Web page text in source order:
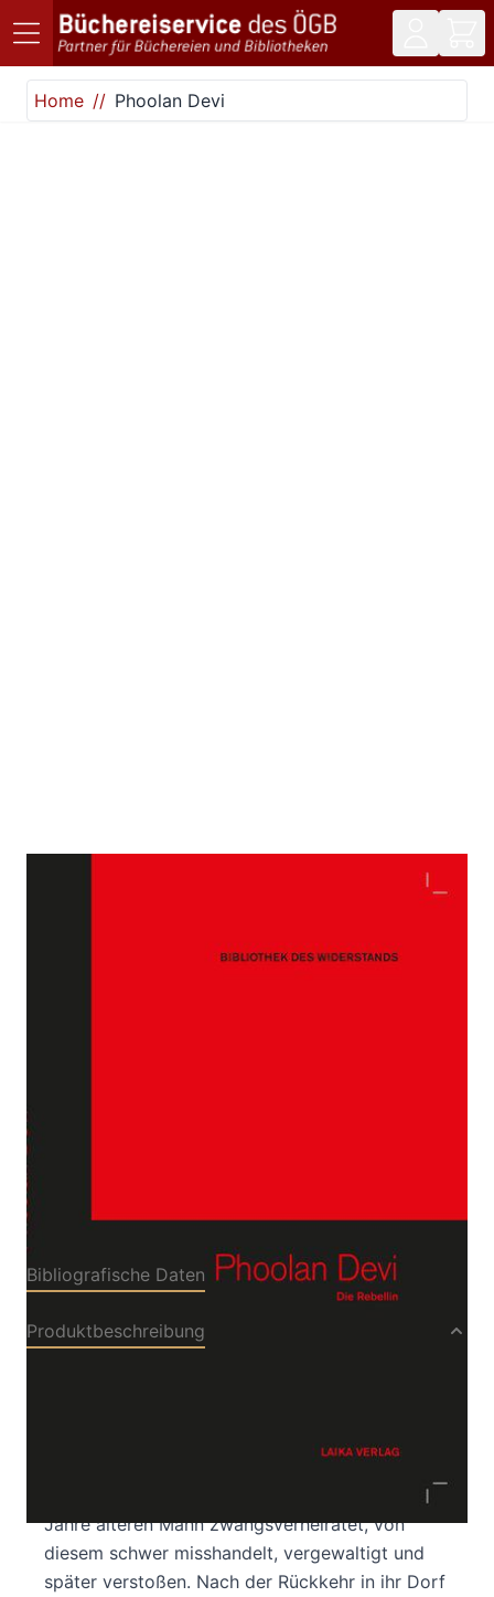
Direkt zum Inhalt
Home
Phoolan Devi
Zur Wunschliste hinzufügen
Bibliografische Daten
Produktbeschreibung
bedeutet im Dialekt ihrer Kaste „Die Blume“. Im
Jahre älteren Mann zwangsverheiratet, von
diesem schwer misshandelt, vergewaltigt und
später verstoßen. Nach der Rückkehr in ihr Dorf